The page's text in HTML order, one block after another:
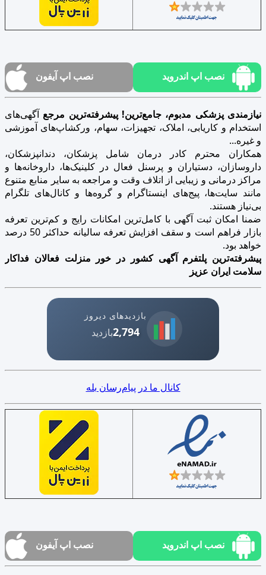
نصب اپ اندروید نصب اپ آیفون
نیازمندی پزشکی مدبوم، جامع‌ترین! پیشرفته‌ترین مرجع آگهی‌های
استخدام و کاریابی، املاک، تجهیزات، سهام، ورکشاپ‌های آموزشی
و غیره...
همکاران محترم کادر درمان شامل پزشکان، دندانپزشکان،
داروسازان، دستیاران و پرسنل فعال در کلینیک‌ها، داروخانه‌ها و
مراکز درمانی و زیبایی از اتلاف وقت و مراجعه به سایر منابع متنوع
مانند سایت‌ها، پیج‌های اینستاگرام و گروه‌ها و کانال‌های تلگرام
بی‌نیاز هستند.
ضمنا امکان ثبت آگهی با کامل‌ترین امکانات رایج و کم‌ترین تعرفه
بازار فراهم است و سقف افزایش تعرفه سالیانه حداکثر 50 درصد
خواهد بود.
پیشرفته‌ترین پلتفرم آگهی کشور در خور منزلت فعالان فداکار
سلامت ایران عزیز
بازدیدهای دیروز
2,794بازدید
کانال ما در پیام‌رسان بله
نصب اپ اندروید نصب اپ آیفون